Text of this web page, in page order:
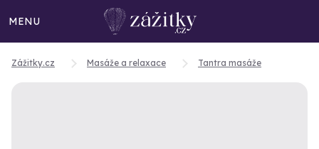
MENU
Zážitky.cz Masáže a relaxace Tantra masáže